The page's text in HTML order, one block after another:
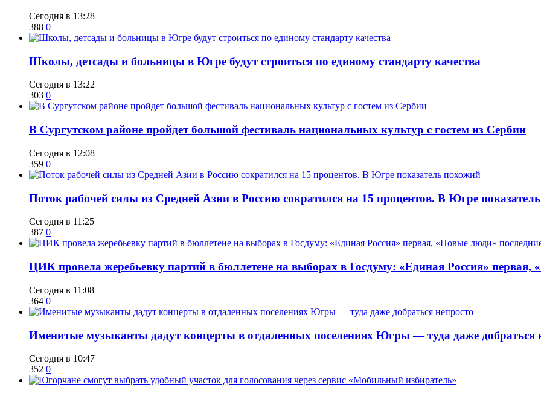
Сегодня в 13:28
388 0
Школы, детсады и больницы в Югре будут строиться по единому стандарту качества
Сегодня в 13:22
303 0
В Сургутском районе пройдет большой фестиваль национальных культур с гостем из Сербии
Сегодня в 12:08
359 0
Поток рабочей силы из Средней Азии в Россию сократился на 15 процентов. В Югре
Сегодня в 11:25
387 0
ЦИК провела жеребьевку партий в бюллетене на выборах в Госдуму: «Единая Россия» первая,
Сегодня в 11:08
364 0
Именитые музыканты дадут концерты в отдаленных поселениях Югры — туда даже добраться
Сегодня в 10:47
352 0